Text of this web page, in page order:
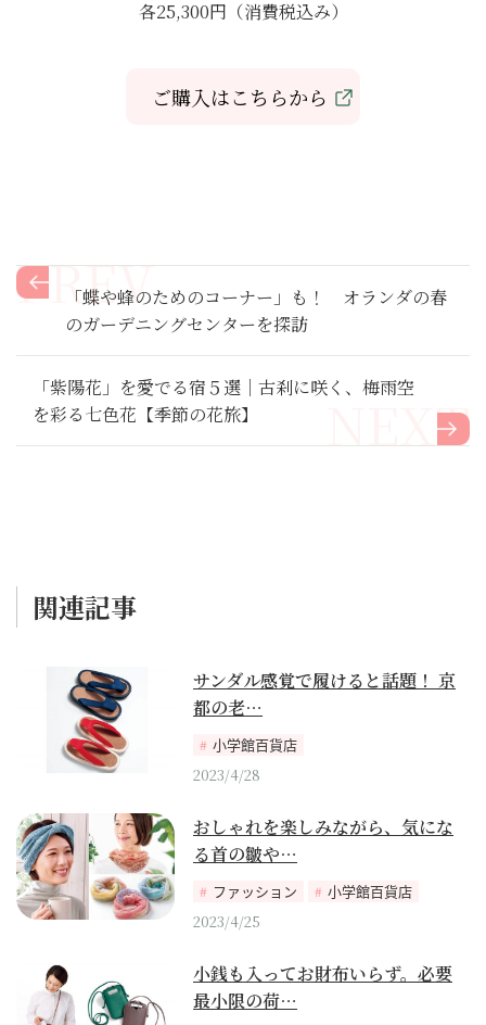
各25,300円（消費税込み）
ご購入はこちらから
「蝶や蜂のためのコーナー」も！ オランダの春
のガーデニングセンターを探訪
「紫陽花」を愛でる宿５選｜古刹に咲く、梅雨空
を彩る七色花【季節の花旅】
関連記事
サンダル感覚で履けると話題！ 京
都の老…
小学館百貨店
2023/4/28
おしゃれを楽しみながら、気にな
る首の皺や…
ファッション
小学館百貨店
2023/4/25
小銭も入ってお財布いらず。必要
最小限の荷…